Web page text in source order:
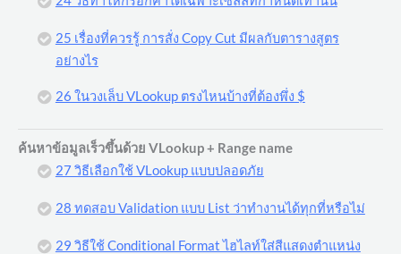
25 เรื่องที่ควรรู้ การสั่ง Copy Cut มีผลกับตารางสูตร
อย่างไร
26 ในวงเล็บ VLookup ตรงไหนบ้างที่ต้องพึ่ง $
ค้นหาข้อมูลเร็วขึ้นด้วย VLookup + Range name
27 วิธีเลือกใช้ VLookup แบบปลอดภัย
28 ทดสอบ Validation แบบ List ว่าทำงานได้ทุกที่หรือไม่
29 วิธีใช้ Conditional Format ไฮไลท์ใส่สีแสดงตำแหน่ง